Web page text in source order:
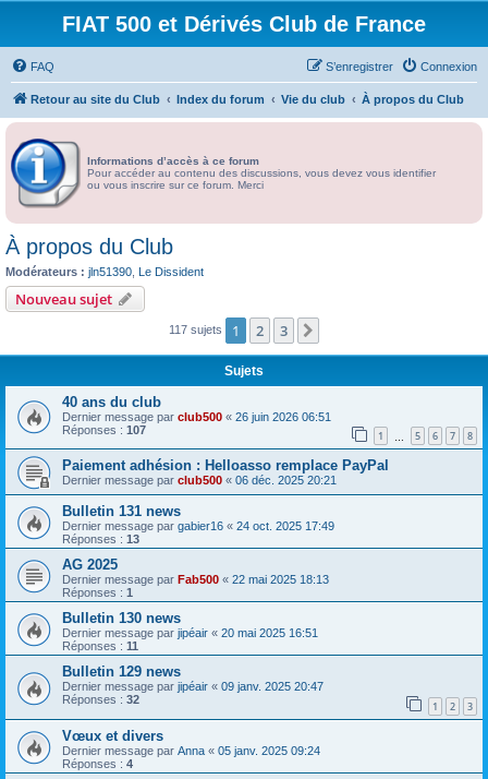
FIAT 500 et Dérivés Club de France
FAQ Connexion
S’enregistrer
Retour au site du Club Index du forum Vie du club À propos du Club
Informations d’accès à ce forum
Pour accéder au contenu des discussions, vous devez vous identifier
ou vous inscrire sur ce forum. Merci
À propos du Club
Modérateurs : jln51390 Le Dissident
Nouveau sujet
117 sujets 1 2 3
Sujets
40 ans du club
Dernier message par club500 « 26 juin 2026 06:51
Réponses : 107 1 5 6 7 8
Paiement adhésion : Helloasso remplace PayPal
Dernier message par club500 « 06 déc. 2025 20:21
Bulletin 131 news
Dernier message par gabier16 « 24 oct. 2025 17:49
Réponses : 13
AG 2025
Dernier message par Fab500 « 22 mai 2025 18:13
Réponses : 1
Bulletin 130 news
Dernier message par jipéair « 20 mai 2025 16:51
Réponses : 11
Bulletin 129 news
Dernier message par jipéair « 09 janv. 2025 20:47
Réponses : 32 1 2 3
Vœux et divers
Dernier message par Anna « 05 janv. 2025 09:24
Réponses : 4